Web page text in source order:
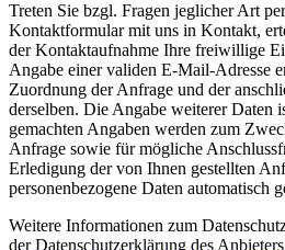
Treten Sie bzgl. Fragen jeglicher Art
Kontaktformular mit uns in Kontakt,
der Kontaktaufnahme Ihre freiwillige
Angabe einer validen E-Mail-Adresse
Zuordnung der Anfrage und der
derselben. Die Angabe weiterer Daten
gemachten Angaben werden zum
Anfrage sowie für mögliche
Erledigung der von Ihnen gestellten
personenbezogene Daten automatisch
Weitere Informationen zum
der Datenschutzerklärung des